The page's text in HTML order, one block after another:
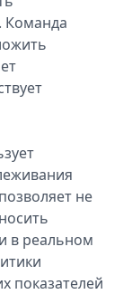
Команда
не
в реальном
показателей